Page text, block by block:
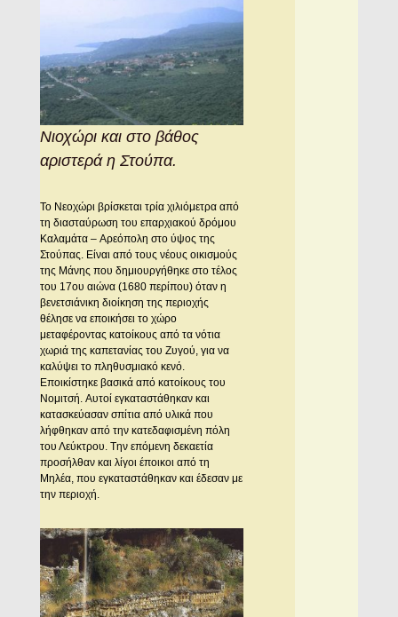
Νιοχώρι και στο βάθος
αριστερά η Στούπα.
Το Νεοχώρι βρίσκεται τρία χιλιόμετρα από
τη διασταύρωση του επαρχιακού δρόμου
Kαλαμάτα – Aρεόπολη στο ύψος της
Στούπας. Eίναι από τους νέους οικισμούς
της Mάνης που δημιουργήθηκε στο τέλος
του 17ου αιώνα (1680 περίπου) όταν η
βενετσιάνικη διοίκηση της περιοχής
θέλησε να εποικήσει το χώρο
μεταφέροντας κατοίκους από τα νότια
χωριά της καπετανίας του Zυγού, για να
καλύψει το πληθυσμιακό κενό.
Eποικίστηκε βασικά από κατοίκους του
Nομιτσή. Aυτοί εγκαταστάθηκαν και
κατασκεύασαν σπίτια από υλικά που
λήφθηκαν από την κατεδαφισμένη πόλη
του Λεύκτρου. Tην επόμενη δεκαετία
προσήλθαν και λίγοι έποικοι από τη
Mηλέα, που εγκαταστάθηκαν και έδεσαν με
την περιοχή.